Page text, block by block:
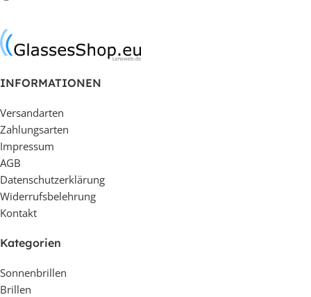
INFORMATIONEN
Versandarten
Zahlungsarten
Impressum
AGB
Datenschutzerklärung
Widerrufsbelehrung
Kontakt
Kategorien
Sonnenbrillen
Brillen